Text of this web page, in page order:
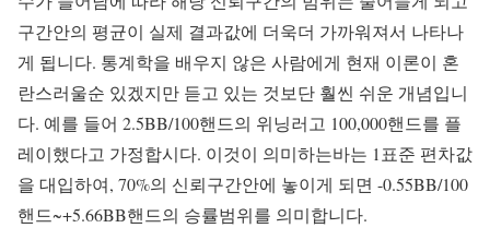
구간안의 평균이 실제 결과값에 더욱더 가까워져서 나타나
게 됩니다. 통계학을 배우지 않은 사람에게 현재 이론이 혼
란스러울순 있겠지만 듣고 있는 것보단 훨씬 쉬운 개념입니
다. 예를 들어 2.5BB/100핸드의 위닝러고 100,000핸드를 플
레이했다고 가정합시다. 이것이 의미하는바는 1표준 편차값
을 대입하여, 70%의 신뢰구간안에 놓이게 되면 -0.55BB/100
핸드~+5.66BB핸드의 승률범위를 의미합니다.